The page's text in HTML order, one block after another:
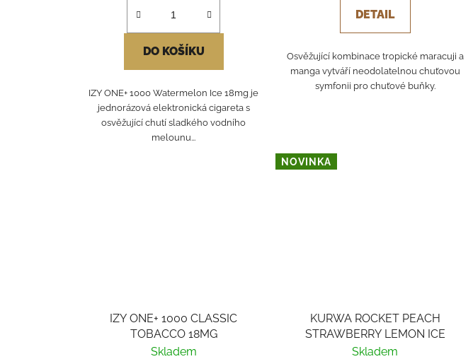
DO KOŠÍKU
IZY ONE+ 1000 Watermelon Ice 18mg je
jednorázová elektronická cigareta s
osvěžující chutí sladkého vodního
melounu...
DETAIL
Osvěžující kombinace tropické maracuji a
manga vytváří neodolatelnou chuťovou
symfonii pro chuťové buňky.
IZY ONE+ 1000 CLASSIC
TOBACCO 18MG
Skladem
NOVINKA
KURWA ROCKET PEACH
STRAWBERRY LEMON ICE
Skladem